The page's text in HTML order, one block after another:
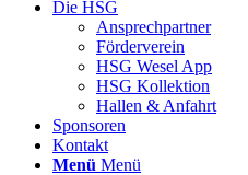
Die HSG
Ansprechpartner
Förderverein
HSG Wesel App
HSG Kollektion
Hallen & Anfahrt
Sponsoren
Kontakt
Menü Menü